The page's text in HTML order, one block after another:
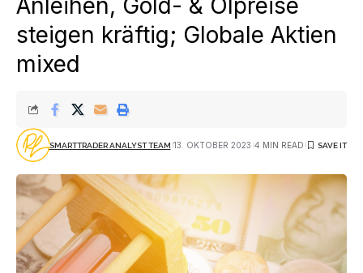
Anleihen, Gold- & Ölpreise
steigen kräftig; Globale Aktien
mixed
SMARTTRADER ANALYST TEAM 13. OKTOBER 2023 4 MIN READ